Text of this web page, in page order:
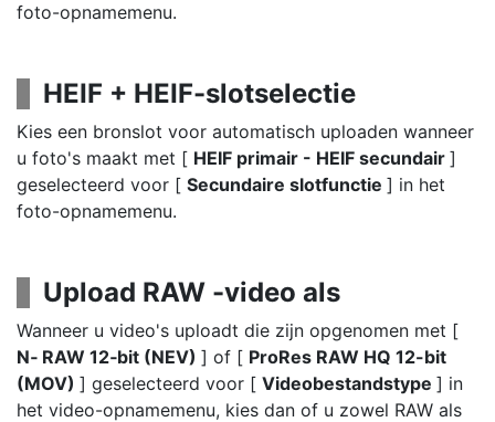
foto-opnamemenu.
HEIF + HEIF-slotselectie
Kies een bronslot voor automatisch uploaden wanneer
u foto's maakt met [ HEIF primair - HEIF secundair ]
geselecteerd voor [ Secundaire slotfunctie ] in het
foto-opnamemenu.
Upload RAW -video als
Wanneer u video's uploadt die zijn opgenomen met [
N‑ RAW 12‑bit (NEV) ] of [ ProRes RAW HQ 12-bit
(MOV) ] geselecteerd voor [ Videobestandstype ] in
het video-opnamemenu, kies dan of u zowel RAW als